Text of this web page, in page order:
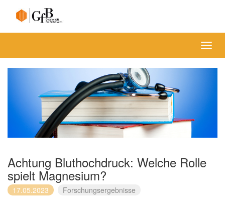
Menü
Achtung Bluthochdruck: Welche Rolle
spielt Magnesium?
17.05.2023 Forschungsergebnisse